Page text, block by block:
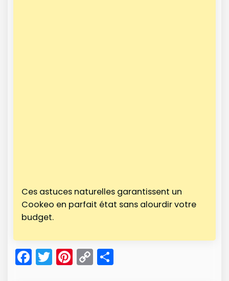
Ces astuces naturelles garantissent un
Cookeo en parfait état sans alourdir votre
budget.
F
a
T
w
Pi
nt
C
o
P